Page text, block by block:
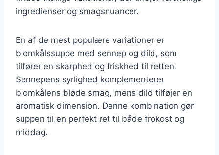
ingredienser og smagsnuancer.
En af de mest populære variationer er
blomkålssuppe med sennep og dild, som
tilfører en skarphed og friskhed til retten.
Sennepens syrlighed komplementerer
blomkålens bløde smag, mens dild tilføjer en
aromatisk dimension. Denne kombination gør
suppen til en perfekt ret til både frokost og
middag.